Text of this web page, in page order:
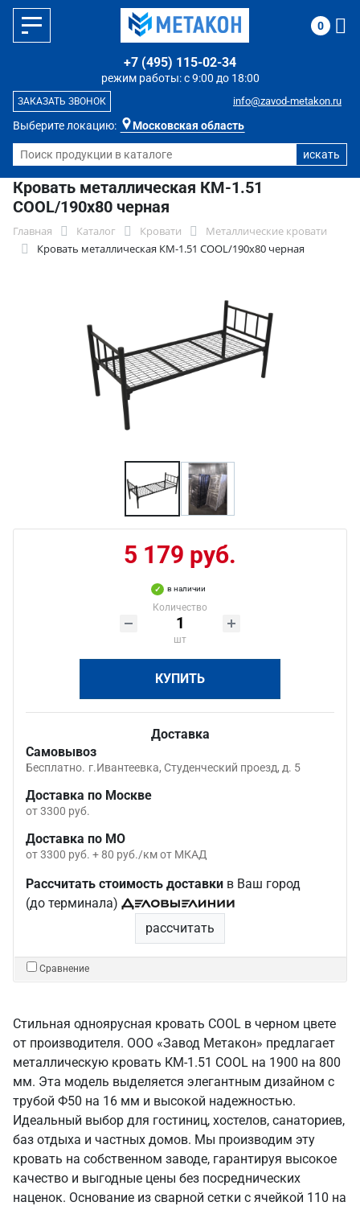
Выберите локацию: Московская область
режим работы: с 9:00 до 18:00
+7 (495) 115-02-34
info@zavod-metakon.ru
ЗАКАЗАТЬ ЗВОНОК
0
Кровать металлическая КМ-1.51
COOL/190х80 черная
Главная Каталог Кровати
Металлические кровати
Кровать металлическая КМ-1.51 COOL/190х80 черная
5 179 руб.
в наличии
Количество
шт
КУПИТЬ
Доставка
Самовывоз
Бесплатно. г.Ивантеевка, Студенческий проезд, д. 5
Доставка по Москве
от 3300 руб.
Доставка по МО
от 3300 руб. + 80 руб./км от МКАД
Рассчитать стоимость доставки в Ваш город
(до терминала)
рассчитать
Сравнение
Стильная одноярусная кровать COOL в черном цвете
от производителя. ООО «Завод Метакон» предлагает
металлическую кровать КМ-1.51 COOL на 1900 на 800
мм. Эта модель выделяется элегантным дизайном с
трубой Ф50 на 16 мм и высокой надежностью.
Идеальный выбор для гостиниц, хостелов, санаториев,
баз отдыха и частных домов. Мы производим эту
кровать на собственном заводе, гарантируя высокое
качество и выгодные цены без посреднических
наценок. Основание из сварной сетки с ячейкой 110 на